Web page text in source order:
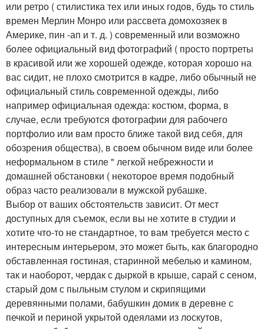
или ретро ( стилистика тех или иных годов, будь то стиль
времен Мерлин Монро или рассвета домохозяек в
Америке, пин -ап и т. д. ) современный или возможно
более официальный вид фотографий ( просто портреты
в красивой или же хорошей одежде, которая хорошо на
вас сидит, не плохо смотрится в кадре, либо обычный не
официальный стиль современной одежды, либо
например официальная одежда: костюм, форма, в
случае, если требуются фотографии для рабочего
портфолио или вам просто ближе такой вид себя, для
обозрения общества), в своем обычном виде или более
неформальном в стиле " легкой небрежности и
домашней обстановки ( некоторое время подобный
образ часто реализовали в мужской рубашке.
Выбор от ваших обстоятельств зависит. От мест
доступных для съемок, если вы не хотите в студии и
хотите что-то не стандартное, то вам требуется место с
интересным интерьером, это может быть, как благородно
обставленная гостиная, старинной мебелью и камином,
так и наоборот, чердак с дыркой в крыше, сарай с сеном,
старый дом с пыльным стулом и скрипящими
деревянными полами, бабушкин домик в деревне с
печкой и периной укрытой одеялами из лоскутов,